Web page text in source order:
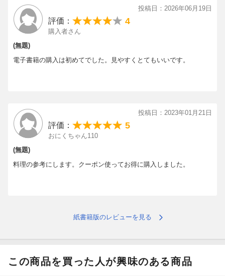
投稿日：2026年06月19日
評価： 4
購入者さん
(無題)
電子書籍の購入は初めてでした。見やすくとてもいいです。
投稿日：2023年01月21日
評価： 5
おにくちゃん110
(無題)
料理の参考にします。クーポン使ってお得に購入しました。
紙書籍版のレビューを見る
この商品を買った人が興味のある商品